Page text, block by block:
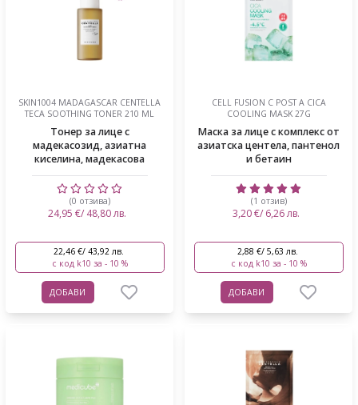
SKIN1004 MADAGASCAR CENTELLA
TECA SOOTHING TONER 210 ML
Тонер за лице с
мадекасозид, азиатна
киселина, мадекасова
киселин...
(0 отзива)
24,95 €/ 48,80 лв.
22,46 €/ 43,92 лв.
с код k10 за - 10 %
ДОБАВИ
CELL FUSION C POST Α CICA
COOLING MASK 27G
Маска за лице с комплекс от
азиатска центела, пантенол
и бетаин
(1 отзив)
3,20 €/ 6,26 лв.
2,88 €/ 5,63 лв.
с код k10 за - 10 %
ДОБАВИ